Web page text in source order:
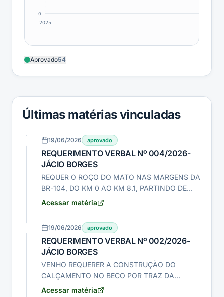
0
2025
Aprovado54
Últimas matérias vinculadas
19/06/2026 aprovado
REQUERIMENTO VERBAL Nº 004/2026-
JÁCIO BORGES
REQUER O ROÇO DO MATO NAS MARGENS DA
BR-104, DO KM 0 AO KM 8.1, PARTINDO DE
JAÇANÃ-RN, ATÉ A CIDADE DE CUITÉ,
Acessar matéria
19/06/2026 aprovado
REQUERIMENTO VERBAL Nº 002/2026-
JÁCIO BORGES
VENHO REQUERER A CONSTRUÇÃO DO
CALÇAMENTO NO BECO POR TRAZ DA
PADARIA DO SAUDOSO ANTÔNIO CORDEIRO
Acessar matéria